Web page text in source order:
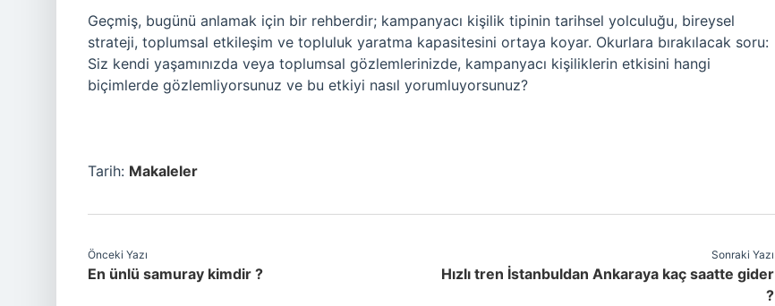
Geçmiş, bugünü anlamak için bir rehberdir; kampanyacı kişilik tipinin tarihsel yolculuğu, bireysel
strateji, toplumsal etkileşim ve topluluk yaratma kapasitesini ortaya koyar. Okurlara bırakılacak soru:
Siz kendi yaşamınızda veya toplumsal gözlemlerinizde, kampanyacı kişiliklerin etkisini hangi
biçimlerde gözlemliyorsunuz ve bu etkiyi nasıl yorumluyorsunuz?
Tarih: Makaleler
Önceki Yazı
En ünlü samuray kimdir ?
Sonraki Yazı
Hızlı tren İstanbuldan Ankaraya kaç saatte gider
?